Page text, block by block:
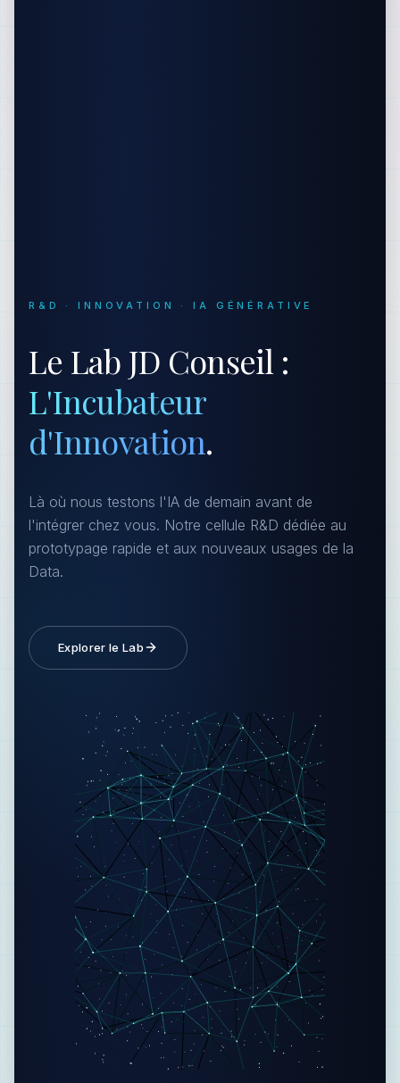
R&D · INNOVATION · IA GÉNÉRATIVE
Le Lab JD Conseil :
L'Incubateur
d'Innovation.
Là où nous testons l'IA de demain avant de
l'intégrer chez vous. Notre cellule R&D dédiée au
prototypage rapide et aux nouveaux usages de la
Data.
Explorer le Lab